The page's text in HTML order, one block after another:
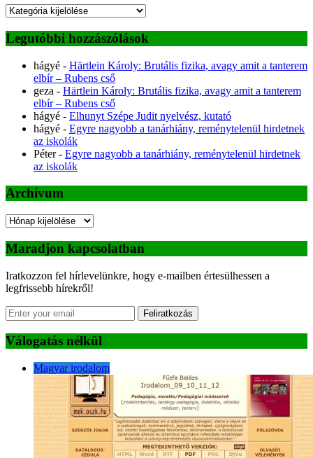
Kategóriák
Legutóbbi hozzászólások
hágyé - Härtlein Károly: Brutális fizika, avagy amit a tanterem
elbír – Rubens cső
geza - Härtlein Károly: Brutális fizika, avagy amit a tanterem
elbír – Rubens cső
hágyé - Elhunyt Szépe Judit nyelvész, kutató
hágyé - Egyre nagyobb a tanárhiány, reménytelenül hirdetnek
az iskolák
Péter- Egyre nagyobb a tanárhiány, reménytelenül hirdetnek
az iskolák
Archívum
Archívum
Maradjon kapcsolatban
Iratkozzon fel hírlevelünkre, hogy e-mailben értesülhessen a
legfrissebb hírekről!
Feliratkozás
Válogatás nélkül
Magyar irodalom